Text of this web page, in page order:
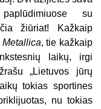
su
žiūriat! Kažkaip
Metallica, tie kažkaip
laikų, irgi
„Lietuvos jūrų
tokias sportines
nu tokias